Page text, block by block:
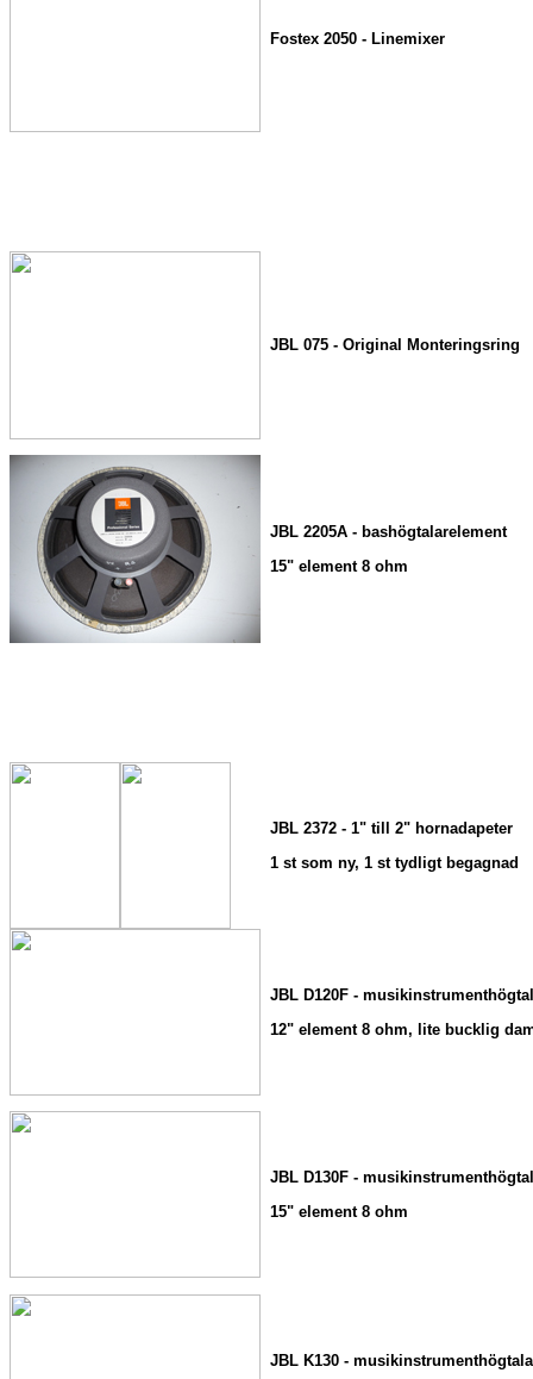
Fostex 2050 - Linemixer
JBL 075 - Original Monteringsring
JBL 2205A - bashögtalarelement
15" element 8 ohm
JBL 2372 - 1" till 2" hornadapeter
1 st som ny, 1 st tydligt begagnad
JBL D120F -
12" element 8 ohm, lite bucklig
JBL D130F -
15" element 8 ohm
JBL K130 -